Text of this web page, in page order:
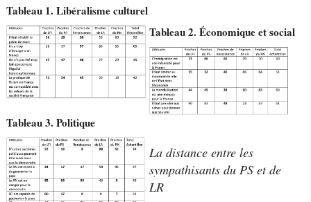
Tableau 1. Libéralisme culturel
Tableau 2. Économique et social
Tableau 3. Politique
La distance entre les
sympathisants du PS et de
LR